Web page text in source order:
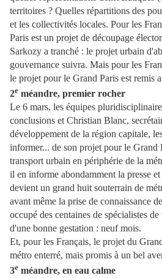
territoires ? Quelles répartitions des
et les collectivités locales. Pour les
Paris est un projet de découpage
Sarkozy a tranché : le projet urbain
gouvernance suivra. Mais pour les
le projet pour le Grand Paris est remis
2e méandre, premier rocher
Le 6 mars, les équipes
conclusions et Christian Blanc,
développement de la région capitale,
informer... de son projet pour le Grand
transport urbain en périphérie de la
il en informe abondamment la presse
devient un grand huit souterrain de
avant même la prise de connaissance
occupé des centaines de spécialistes
d'une bonne gestation : neuf mois.
Et, pour les Français, le projet du
métro enterré, mais promis à un bel
3e méandre, en eau calme